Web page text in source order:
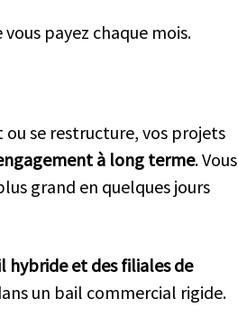
payez chaque mois.
se restructure, vos projets
à long terme. Vous
grand en quelques jours
hybride et des filiales de
un bail commercial rigide.